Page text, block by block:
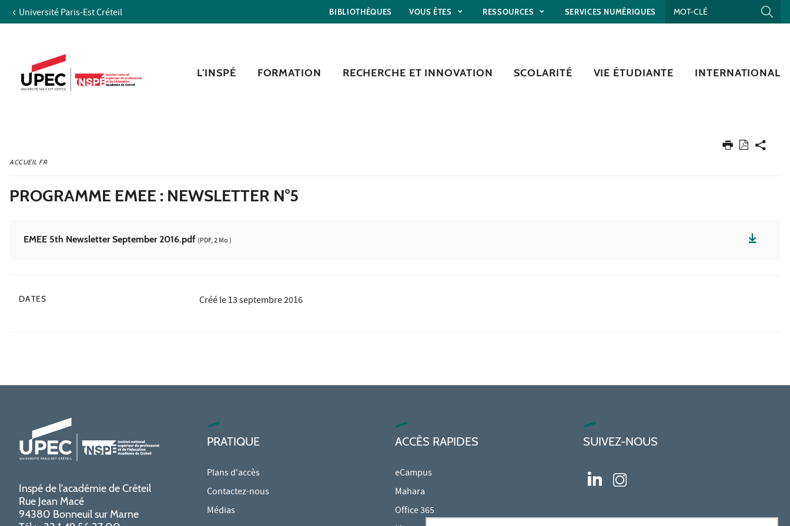
Aller au contenu
Recherche
Université Paris-Est Créteil BIBLIOTHÈQUES VOUS ÊTES RESSOURCES SERVICES NUMÉRIQUES
L'INSPÉ FORMATION RECHERCHE ET INNOVATION SCOLARITÉ VIE ÉTUDIANTE INTERNATIONAL
ACCUEIL FR
PROGRAMME EMEE : NEWSLETTER N°5
EMEE 5th Newsletter September 2016.pdf (PDF, 2 Mo )
DATES Créé le13 septembre 2016
Inspé de l'académie de Créteil
Rue Jean Macé
94380 Bonneuil sur Marne
PRATIQUE
Plans d'accès
Contactez-nous
Médias
ACCÈS RAPIDES
eCampus
Mahara
Office 365
SUIVEZ-NOUS